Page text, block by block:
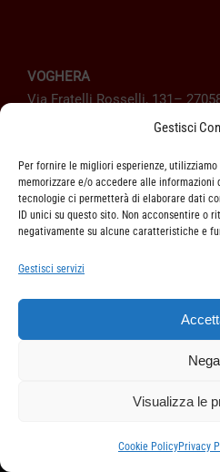
Gestisci
Per fornire le migliori esperienze,
memorizzare e/o accedere alle informazioni
tecnologie ci permetterà di elaborare dati
ID unici su questo sito. Non acconsentire o
negativamente su alcune caratteristiche e
Gestisci servizi
Nega
Visualizza le
Cookie PolicyPrivacy
VOGHERA
Via Fratelli Rosselli, 131–
14.00 alle 18.30
Sabato dalle 8.30 alle 12.00
PRIVACY POLICY
TERMINI DI VENDITA